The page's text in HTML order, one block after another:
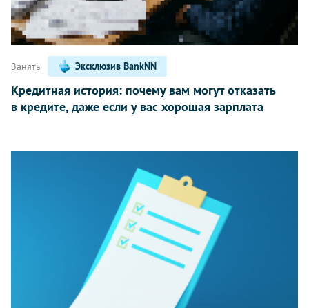
Занять Эксклюзив BankNN
Кредитная история: почему вам могут отказать
в кредите, даже если у вас хорошая зарплата